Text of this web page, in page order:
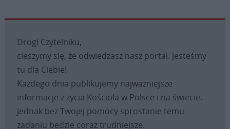
Drogi Czytelniku,
cieszymy się, że odwiedzasz nasz portal. Jesteśmy
tu dla Ciebie!
Każdego dnia publikujemy najważniejsze
informacje z życia Kościoła w Polsce i na świecie.
Jednak bez Twojej pomocy sprostanie temu
zadaniu będzie coraz trudniejsze.